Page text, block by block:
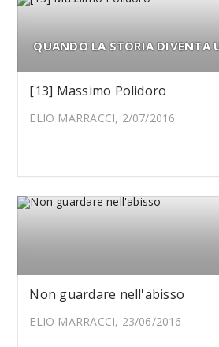
QUANDO LA STORIA DIVENTA
[13] Massimo Polidoro
ELIO MARRACCI, 2/07/2016
Non guardare nell'abisso
ELIO MARRACCI, 23/06/2016